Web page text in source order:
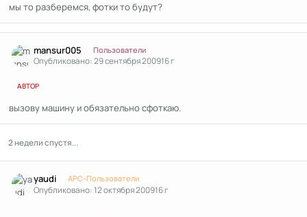
мы то разберемся, фотки то будут?
mansur005 Пользователи
Опубликовано:29 сентября 200916 г
АВТОР
вызову машину и обязательно сфоткаю.
2 недели спустя...
yaudi APC-Пользователи
Опубликовано:12 октября 200916 г